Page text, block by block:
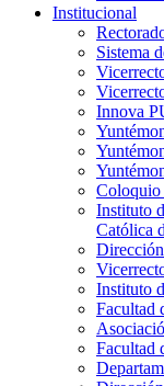
Institucional
Sistema
Innova
Instituto
Católica
Instituto
Facultad
Facultad